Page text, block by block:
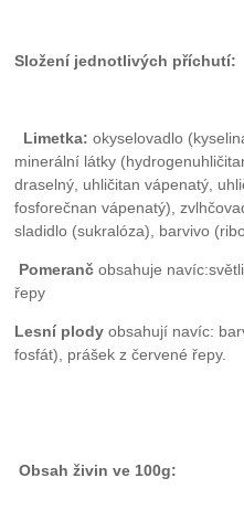
Složení jednotlivých příchutí:
Limetka: okyselovadlo
minerální látky
draselný, uhličitan vápenatý,
fosforečnan vápenatý),
sladidlo (sukralóza), barvivo
Pomeranč obsahuje
řepy
Lesní plody obsahují navíc:
fosfát), prášek z červené řepy.
Obsah živin ve 100g: